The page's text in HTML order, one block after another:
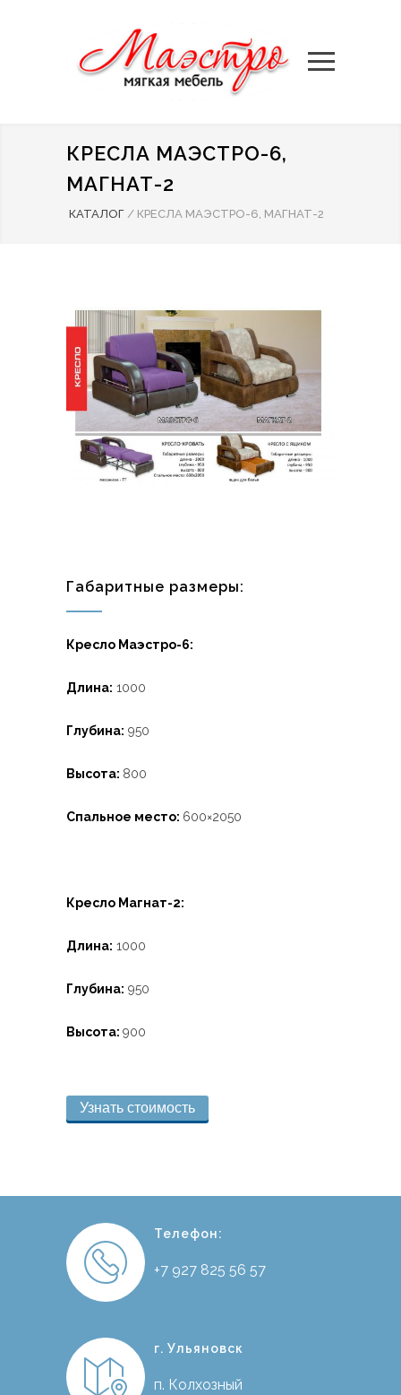
КРЕСЛА МАЭСТРО-6,
МАГНАТ-2
КАТАЛОГ / КРЕСЛА МАЭСТРО-6, МАГНАТ-2
Габаритные размеры:
Кресло Маэстро-6:
Длина: 1000
Глубина: 950
Высота: 800
Спальное место: 600×2050
Кресло Магнат-2:
Длина: 1000
Глубина: 950
Высота: 900
Узнать стоимость
Телефон:
+7 927 825 56 57
г. Ульяновск
п. Колхозный